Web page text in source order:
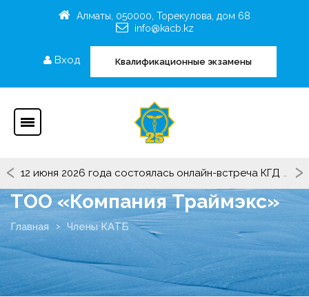
Алматы, 050000, Торекулова, дом 68
info@kacb.kz
Вход Квалификационные экзамены
‹ ›
ТОО «Компания Траймэкс»
Главная Члены КАТБ